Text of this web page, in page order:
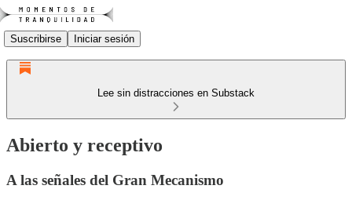
Suscribirse Iniciar sesión
Lee sin distracciones en Substack
Abierto y receptivo
A las señales del Gran Mecanismo